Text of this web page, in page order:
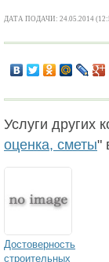
ДАТА ПОДАЧИ: 24.05.2014
Услуги других
оценка, сметы"
Достоверность
строительных